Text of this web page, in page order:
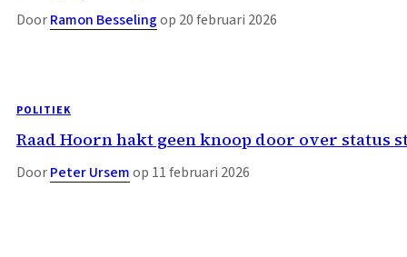
DoorRamon Besselingop 20 februari 2026
POLITIEK
Raad Hoorn hakt geen knoop door over status
DoorPeter Ursemop 11 februari 2026